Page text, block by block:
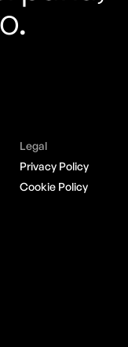
Legal
Privacy Policy
Cookie Policy